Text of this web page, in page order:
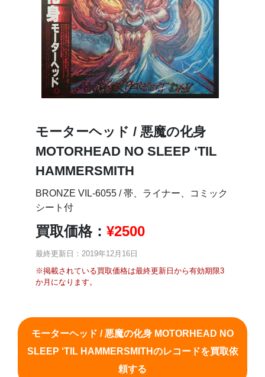
モーターヘッド / 悪魔の化身
MOTORHEAD NO SLEEP ‘TIL
HAMMERSMITH
BRONZE VIL-6055 / 帯、ライナー、コミック
シート付
買取価格： ¥2500
最終更新日：2019年12月16日
※掲載されている買取価格は最終更新日から有効期限3
か月になります。
モーターヘッド / 悪魔の化身 MOTORHEAD NO
SLEEP ‘TIL HAMMERSMITHのレコードを買取依
頼する